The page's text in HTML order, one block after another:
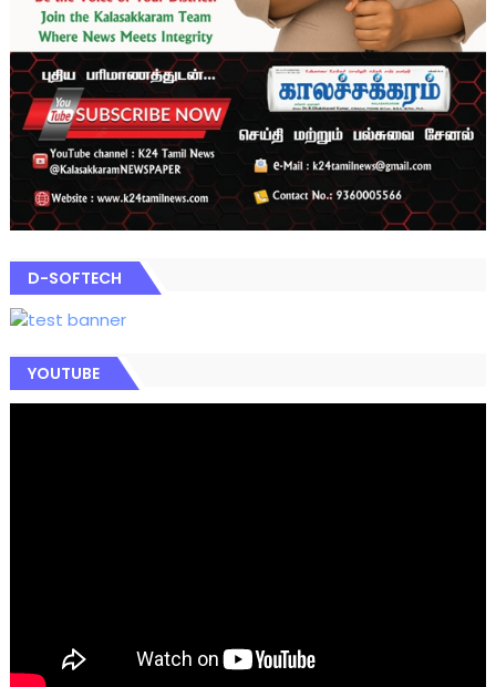
D-SOFTECH
YOUTUBE